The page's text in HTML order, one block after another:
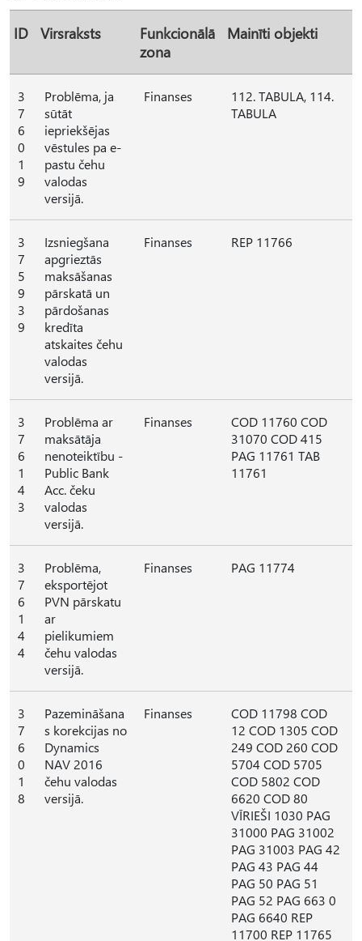
ID Virsraksts
Funkcionālā
zona
Mainīti objekti
3
7
6
0
1
9
Problēma, ja
sūtāt
iepriekšējas
vēstules pa e-
pastu čehu
valodas
versijā.
Finanses
112. TABULA, 114.
TABULA
3
7
5
9
3
9
Izsniegšana
apgrieztās
maksāšanas
pārskatā un
pārdošanas
kredīta
atskaites čehu
valodas
versijā.
Finanses REP 11766
3
7
6
1
4
3
Problēma ar
maksātāja
nenoteiktību -
Public Bank
Acc. čeku
valodas
versijā.
Finanses
COD 11760 COD
31070 COD 415
PAG 11761 TAB
11761
3
7
6
1
4
4
Problēma,
eksportējot
PVN pārskatu
ar
pielikumiem
čehu valodas
versijā.
Finanses PAG 11774
3
7
6
0
1
8
Pazemināšana
s korekcijas no
Dynamics
NAV 2016
čehu valodas
versijā.
Finanses
COD 11798 COD
12 COD 1305 COD
249 COD 260 COD
5704 COD 5705
COD 5802 COD
6620 COD 80
VĪRIEŠI 1030 PAG
31000 PAG 31002
PAG 31003 PAG 42
PAG 43 PAG 44
PAG 50 PAG 51
PAG 52 PAG 663 0
PAG 6640 REP
11700 REP 11765